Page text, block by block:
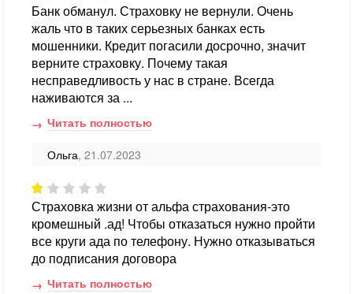
Банк обманул. Страховку не вернули. Очень
жаль что в таких серьезных банках есть
мошенники. Кредит погасили досрочно, значит
верните страховку. Почему такая
несправедливость у нас в стране. Всегда
наживаются за ...
Читать полностью
Ольга, 21.07.2023
Страховка жизни от альфа страхования-это
кромешный .ад! Чтобы отказаться нужно пройти
все круги ада по телефону. Нужно отказываться
до подписания договора
Читать полностью